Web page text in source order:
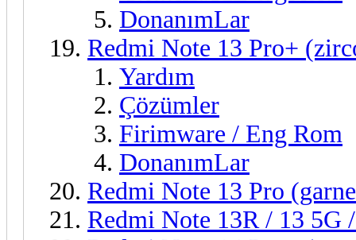
DonanımLar
Redmi Note 13 Pro+
Yardım
Çözümler
Firimware / Eng Rom
DonanımLar
Redmi Note 13 Pro
Redmi Note 13R / 13 5G